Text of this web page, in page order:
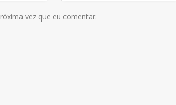
vez que eu comentar.